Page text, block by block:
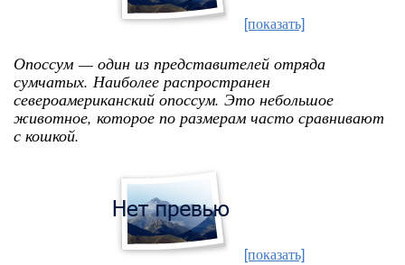
[показать]
Опоссум — один из представителей отряда
сумчатых. Наиболее распространен
североамериканский опоссум. Это небольшое
животное, которое по размерам часто сравнивают
с кошкой.
[показать]